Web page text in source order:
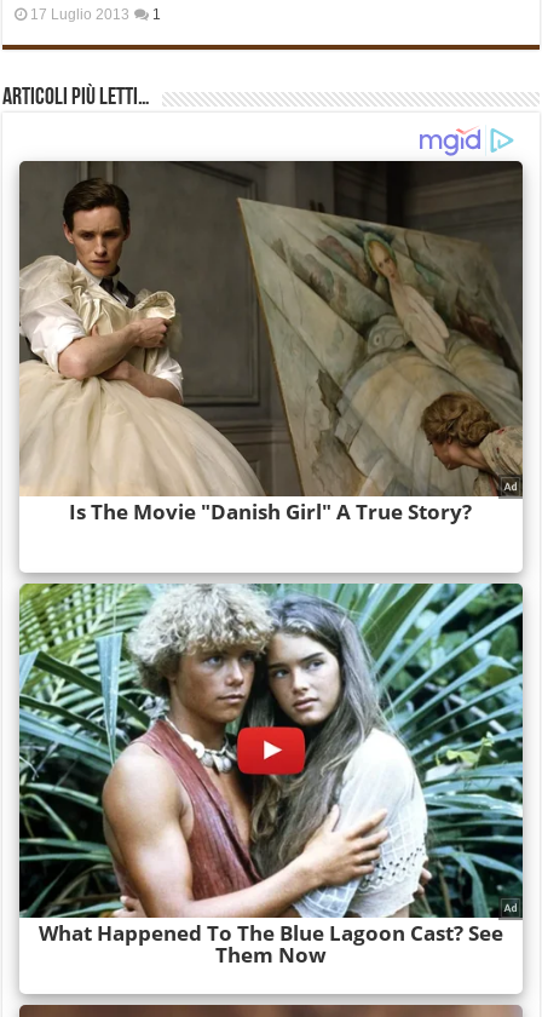
17 Luglio 2013 1
Articoli più Letti…